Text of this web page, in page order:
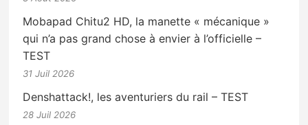
Mobapad Chitu2 HD, la manette « mécanique »
qui n’a pas grand chose à envier à l’officielle –
TEST
31 Juil 2026
Denshattack!, les aventuriers du rail – TEST
28 Juil 2026